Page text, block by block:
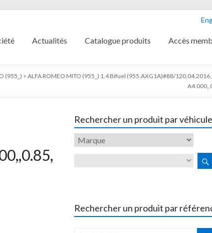
Actualités Catalogue produits Accès
(955_) > ALFA ROMEO MITO (955_) 1.4 Bifuel (955.AXG1A)#88/
Rechercher un produit par véhicule
Rechercher un produit par